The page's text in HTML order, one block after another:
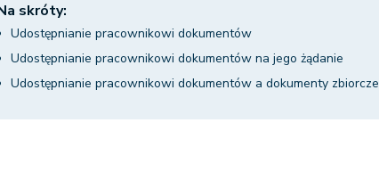
skróty:
Udostępnianie pracownikowi dokumentów
Udostępnianie pracownikowi dokumentów na jego żądanie
Udostępnianie pracownikowi dokumentów a dokumenty zbiorcze